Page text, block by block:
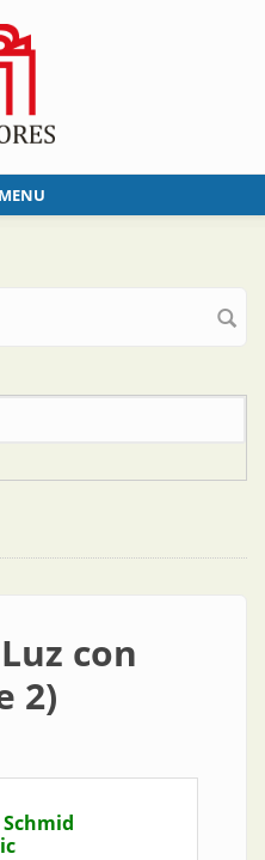
con
2)